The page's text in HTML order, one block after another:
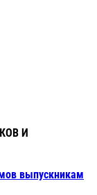
И
выпускникам